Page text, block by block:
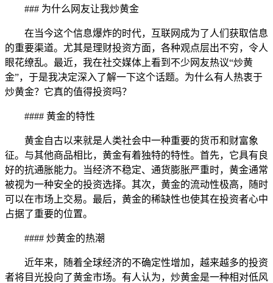
### 为什么网友让我炒黄金
在当今这个信息爆炸的时代，互联网成为了人们获取信息
的重要渠道。尤其是理财投资方面，各种观点层出不穷，令人
眼花缭乱。最近，我在社交媒体上看到不少网友热议“炒黄
金”，于是我决定深入了解一下这个话题。为什么有人热衷于
炒黄金？它真的值得投资吗？
#### 黄金的特性
黄金自古以来就是人类社会中一种重要的货币和财富象
征。与其他商品相比，黄金有着独特的特性。首先，它具有良
好的抗通胀能力。当经济不稳定、通货膨胀严重时，黄金通常
被视为一种安全的投资选择。其次，黄金的流动性极高，随时
可以在市场上交易。最后，黄金的稀缺性也使其在投资者心中
占据了重要的位置。
#### 炒黄金的热潮
近年来，随着全球经济的不确定性增加，越来越多的投资
者将目光投向了黄金市场。有人认为，炒黄金是一种相对低风